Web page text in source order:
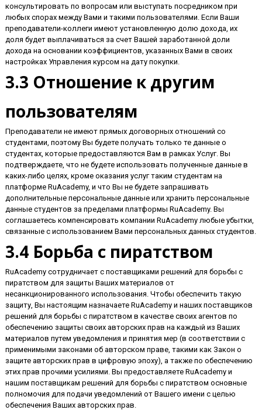
консультировать по вопросам или выступать посредником при
любых спорах между Вами и такими пользователями. Если Ваши
преподаватели-коллеги имеют установленную долю дохода, их
доля будет выплачиваться за счет Вашей заработанной доли
дохода на основании коэффициентов, указанных Вами в своих
настройках Управления курсом на дату покупки.
3.3 Отношение к другим
пользователям
Преподаватели не имеют прямых договорных отношений со
студентами, поэтому Вы будете получать только те данные о
студентах, которые предоставляются Вам в рамках Услуг. Вы
подтверждаете, что не будете использовать полученные данные в
каких-либо целях, кроме оказания услуг таким студентам на
платформе RuAcademy, и что Вы не будете запрашивать
дополнительные персональные данные или хранить персональные
данные студентов за пределами платформы RuAcademy. Вы
соглашаетесь компенсировать компании RuAcademy любые убытки,
связанные с использованием Вами персональных данных студентов.
3.4 Борьба с пиратством
RuAcademy сотрудничает с поставщиками решений для борьбы с
пиратством для защиты Ваших материалов от
несанкционированного использования. Чтобы обеспечить такую
защиту, Вы настоящим назначаете RuAcademy и наших поставщиков
решений для борьбы с пиратством в качестве своих агентов по
обеспечению защиты своих авторских прав на каждый из Ваших
материалов путем уведомления и принятия мер (в соответствии с
применимыми законами об авторском праве, такими как Закон о
защите авторских прав в цифровую эпоху), а также по обеспечению
этих прав прочими усилиями. Вы предоставляете RuAcademy и
нашим поставщикам решений для борьбы с пиратством основные
полномочия для подачи уведомлений от Вашего имени с целью
обеспечения Ваших авторских прав.